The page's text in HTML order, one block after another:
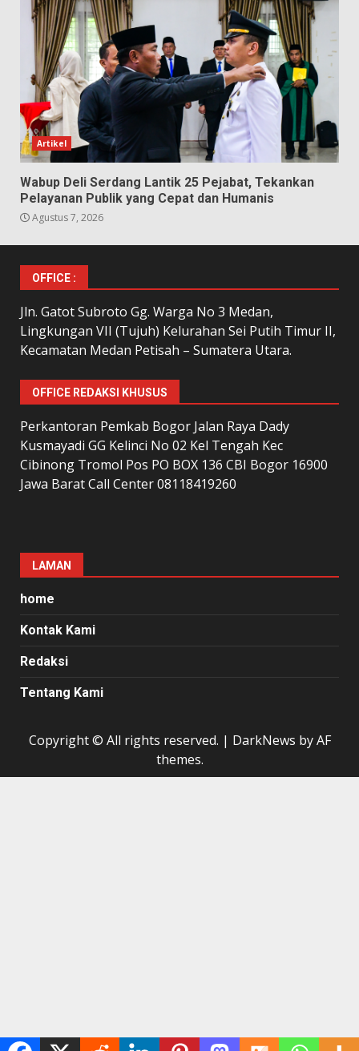
Artikel
Wabup Deli Serdang Lantik 25 Pejabat, Tekankan
Pelayanan Publik yang Cepat dan Humanis
Agustus 7, 2026
OFFICE :
Jln. Gatot Subroto Gg. Warga No 3 Medan,
Lingkungan VII (Tujuh) Kelurahan Sei Putih Timur II,
Kecamatan Medan Petisah – Sumatera Utara.
OFFICE REDAKSI KHUSUS
Perkantoran Pemkab Bogor Jalan Raya Dady
Kusmayadi GG Kelinci No 02 Kel Tengah Kec
Cibinong Tromol Pos PO BOX 136 CBI Bogor 16900
Jawa Barat Call Center 08118419260
LAMAN
home
Kontak Kami
Redaksi
Tentang Kami
Copyright © All rights reserved. | DarkNews by AF
themes.